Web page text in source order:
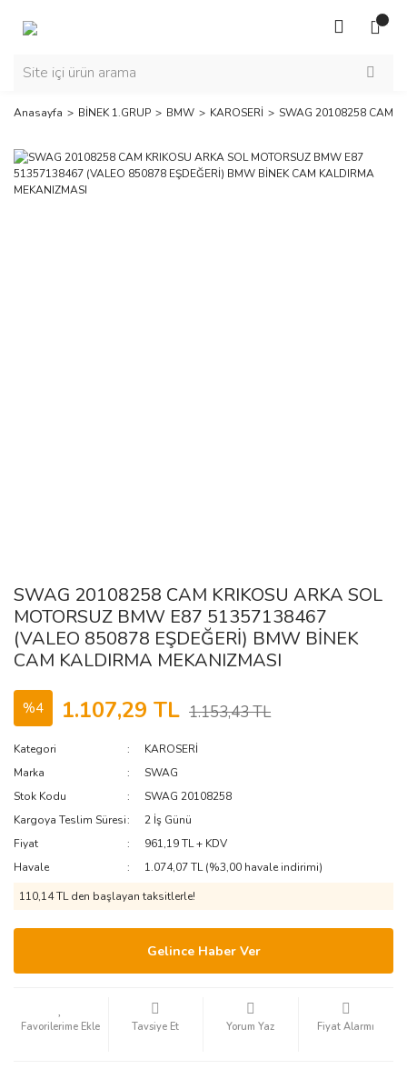
Anasayfa BİNEK 1.GRUP BMW KAROSERİ SWAG 20108258 CAM
SWAG 20108258 CAM KRIKOSU ARKA SOL
MOTORSUZ BMW E87 51357138467
(VALEO 850878 EŞDEĞERİ) BMW BİNEK
CAM KALDIRMA MEKANIZMASI
%4 1.107,29 TL 1.153,43 TL
Kategori
KAROSERİ
Marka
SWAG
Stok Kodu
SWAG 20108258
Kargoya Teslim Süresi
2 İş Günü
Fiyat
961,19 TL + KDV
Havale
1.074,07 TL (%3,00 havale indirimi)
110,14 TL den başlayan taksitlerle!
Gelince Haber Ver
Tavsiye Et Yorum Yaz Fiyat Alarmı